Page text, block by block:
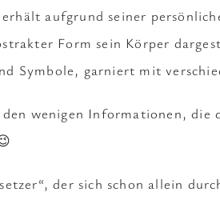
aufgrund seiner
Form sein Körper
Symbole, garniert mit
wenigen Informationen, die
der sich schon allein